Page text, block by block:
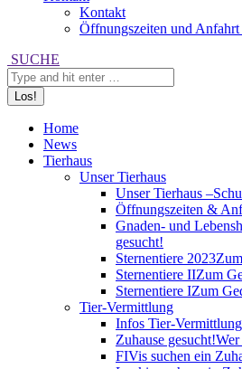
Kontakt
Öffnungszeiten und Anfahrt
Search:
SUCHE
Home
News
Tierhaus
Unser Tierhaus
Unser Tierhaus –
Öffnungszeiten &
Gnaden- und
gesucht!
Sternentiere 2023
Sternentiere IIZum
Sternentiere IZum
Tier-Vermittlung
Infos Tier-Vermittlung
Zuhause gesucht!
FIVis suchen ein